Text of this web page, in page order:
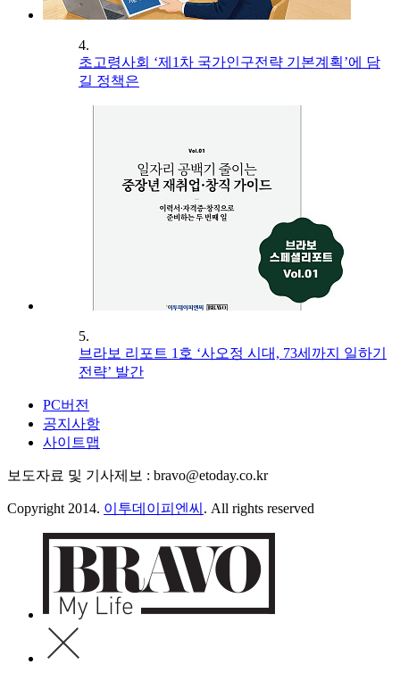
4.
초고령사회 ‘제1차 국가인구전략 기본계획’에 담
길 정책은
5.
브라보 리포트 1호 ‘사오정 시대, 73세까지 일하기
전략’ 발간
PC버전
공지사항
사이트맵
보도자료 및 기사제보 : bravo@etoday.co.kr
Copyright 2014. 이투데이피엔씨 . All rights reserved